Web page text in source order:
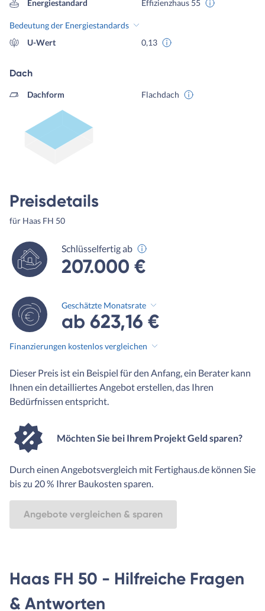
Energiestandard Effizienzhaus 55
Bedeutung der Energiestandards
U-Wert
0,13
Dach
Dachform Flachdach
Preisdetails
für Haas FH 50
Schlüsselfertig ab
207.000 €
Geschätzte Monatsrate
ab 623,16 €
Finanzierungen kostenlos vergleichen
Dieser Preis ist ein Beispiel für den Anfang, ein Berater kann
Ihnen ein detailliertes Angebot erstellen, das Ihren
Bedürfnissen entspricht.
Möchten Sie bei Ihrem Projekt Geld sparen?
Durch einen Angebotsvergleich mit Fertighaus.de können Sie
bis zu 20 % Ihrer Baukosten sparen.
Angebote vergleichen & sparen
Haas FH 50 - Hilfreiche Fragen
& Antworten